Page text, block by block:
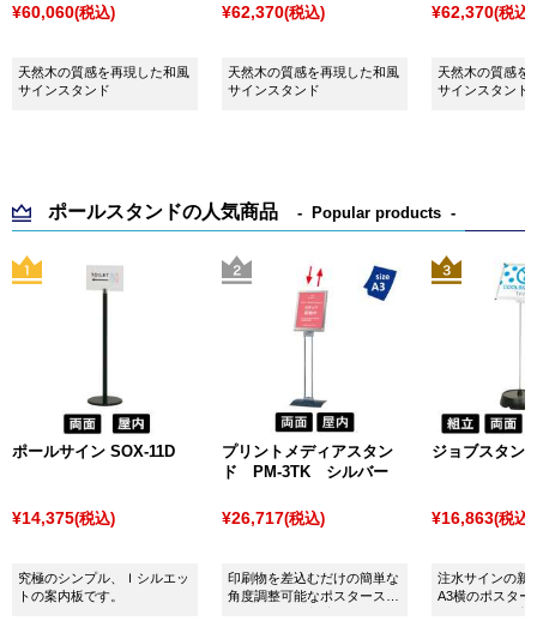
¥60,060(税込)
天然木の質感を再現した和風
サインスタンド
¥62,370(税込)
天然木の質感を再現した和風
サインスタンド
¥62,370(税込)
天然木の質感を
サインスタンド
ポールスタンドの人気商品 Popular products
ポールサイン SOX-11D
¥14,375(税込)
究極のシンプル、Ｉシルエッ
トの案内板です。
プリントメディアスタン
ド PM-3TK シルバー
¥26,717(税込)
印刷物を差込むだけの簡単な
角度調整可能なポスタースタ
ジョブスタン
¥16,863(税込)
注水サインの新
A3横のポスター